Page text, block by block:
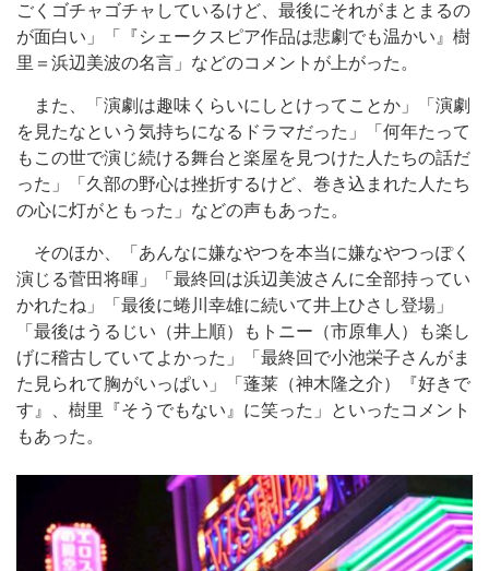
ごくゴチャゴチャしているけど、最後にそれがまとまるの
が面白い」「『シェークスピア作品は悲劇でも温かい』樹
里＝浜辺美波の名言」などのコメントが上がった。
また、「演劇は趣味くらいにしとけってことか」「演劇
を見たなという気持ちになるドラマだった」「何年たって
もこの世で演じ続ける舞台と楽屋を見つけた人たちの話だ
った」「久部の野心は挫折するけど、巻き込まれた人たち
の心に灯がともった」などの声もあった。
そのほか、「あんなに嫌なやつを本当に嫌なやつっぽく
演じる菅田将暉」「最終回は浜辺美波さんに全部持ってい
かれたね」「最後に蜷川幸雄に続いて井上ひさし登場」
「最後はうるじい（井上順）もトニー（市原隼人）も楽し
げに稽古していてよかった」「最終回で小池栄子さんがま
た見られて胸がいっぱい」「蓬莱（神木隆之介）『好きで
す』、樹里『そうでもない』に笑った」といったコメント
もあった。